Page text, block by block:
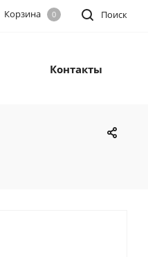
Поиск
Корзина 0
Контакты